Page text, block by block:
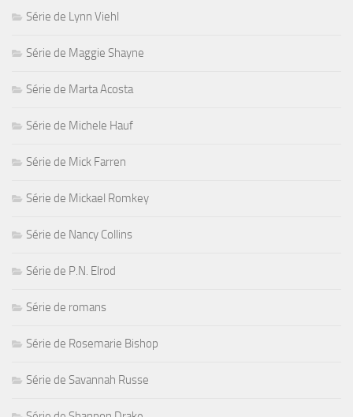
Série de Lynn Viehl
Série de Maggie Shayne
Série de Marta Acosta
Série de Michele Hauf
Série de Mick Farren
Série de Mickael Romkey
Série de Nancy Collins
Série de P.N. Elrod
Série de romans
Série de Rosemarie Bishop
Série de Savannah Russe